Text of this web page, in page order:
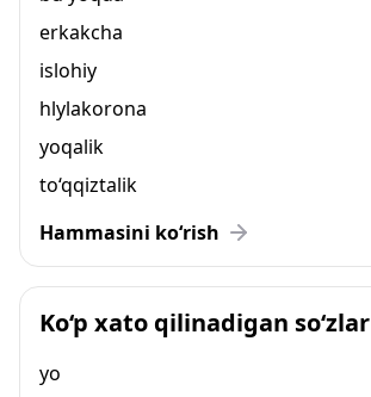
erkakcha
islohiy
hlylakorona
yoqalik
to‘qqiztalik
Hammasini ko‘rish
Ko‘p xato qilinadigan so‘zlar
yo